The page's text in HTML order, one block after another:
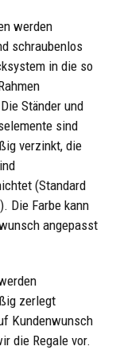
werden
schraubenlos
in die so
Ständer und
sind
verzinkt, die
(Standard
Die Farbe kann
angepasst
zerlegt
Kundenwunsch
die Regale vor.